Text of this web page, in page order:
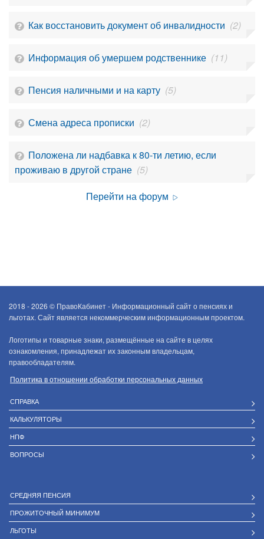
Как восстановить документ об инвалидности (2)
Информация об умершем родственнике (11)
Пенсия наличными и на карту (5)
Смена адреса прописки (2)
Положена ли надбавка к 80-ти летию, если
проживаю в другой стране (5)
Перейти на форум
2018 - 2026 © ПравоКабинет - Информационный сайт о пенсиях и
льготах. Сайт является некоммерческим информационным проектом.
Логотипы и товарные знаки, размещённые на сайте в целях
ознакомления, принадлежат их законным владельцам,
правообладателям.
Политика в отношении обработки персональных данных
СПРАВКА
КАЛЬКУЛЯТОРЫ
НПФ
ВОПРОСЫ
СРЕДНЯЯ ПЕНСИЯ
ПРОЖИТОЧНЫЙ МИНИМУМ
ЛЬГОТЫ